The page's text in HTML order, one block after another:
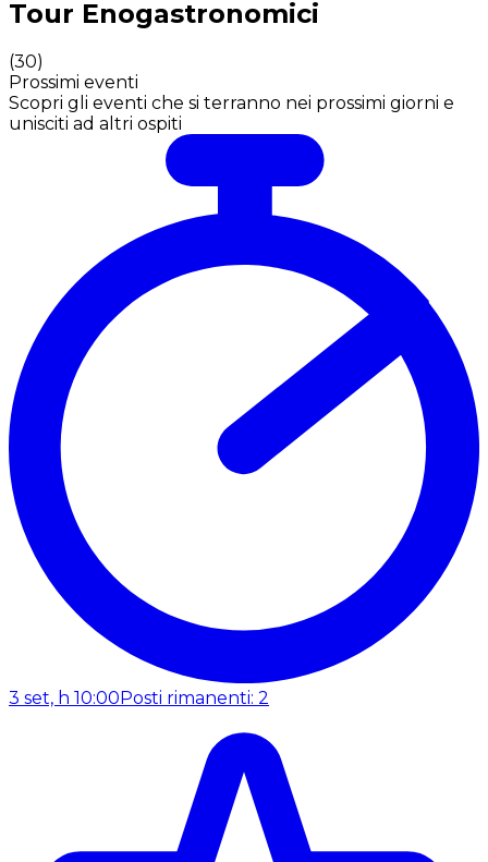
Tour Enogastronomici
(30)
Prossimi eventi
Scopri gli eventi che si terranno nei prossimi giorni e
unisciti ad altri ospiti
3 set, h 10:00 Posti rimanenti: 2